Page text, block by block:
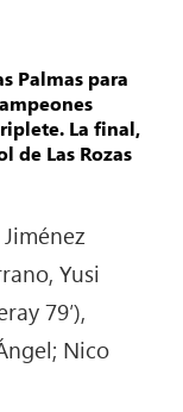
Palmas para
La final,
de Las Rozas
Yusi
79′),
Nico